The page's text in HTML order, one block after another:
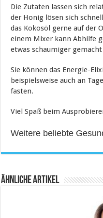
Die Zutaten lassen sich
der Honig lösen sich
das Kokosöl gerne auf der
einem Mixer kann Abhilfe
etwas schaumiger
Sie können das Energie-
beispielsweise auch an
fasten.
Viel Spaß beim
Weitere beliebte
Ähnliche Artikel